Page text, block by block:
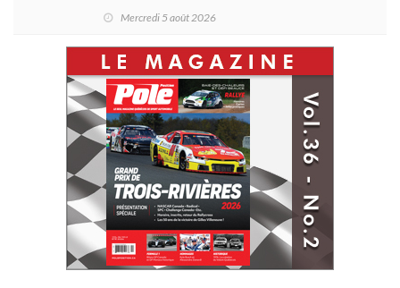
Mercredi 5 août 2026